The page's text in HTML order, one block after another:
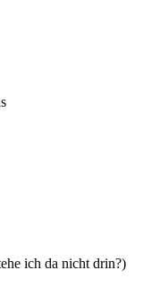
ich da nicht drin?)